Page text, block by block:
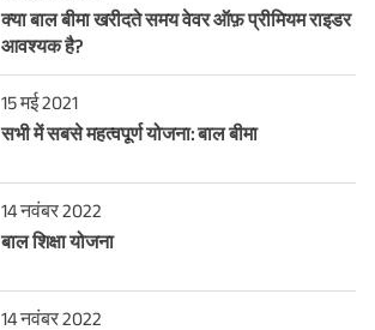
क्या बाल बीमा खरीदते समय वेवर ऑफ़ प्रीमियम राइडर
आवश्यक है?
15 मई 2021
सभी में सबसे महत्वपूर्ण योजना: बाल बीमा
14 नवंबर 2022
बाल शिक्षा योजना
14 नवंबर 2022